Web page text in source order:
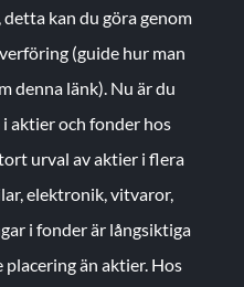
kan du göra genom
(guide hur man
denna länk). Nu är du
aktier och fonder hos
urval av aktier i flera
elektronik, vitvaror,
i fonder är långsiktiga
placering än aktier. Hos